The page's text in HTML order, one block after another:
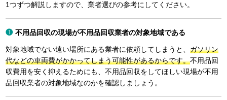
1つずつ解説しますので、業者選びの参考にしてください。
不用品回収の現場が不用品回収業者の対象地域である
対象地域でない遠い場所にある業者に依頼してしまうと、ガソリン
代などの車両費がかかってしまう可能性があるからです。不用品回
収費用を安く抑えるためにも、不用品回収をしてほしい現場が不用
品回収業者の対象地域なのかを確認しましょう。